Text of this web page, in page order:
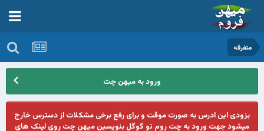
متفرقه
ورود به میهن چت
بزودی این ادرس به صورت موقت و برای رفع برخی مشکلات از دسترس خارج
میشود جهت ورود به چت روم تو گوگل بنویسین میهن چت روی لینک های